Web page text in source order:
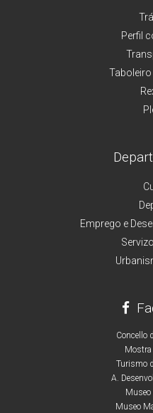
Perfil
Emprego e
Concello
Mostra
Turismo
A.
Museo
Museo